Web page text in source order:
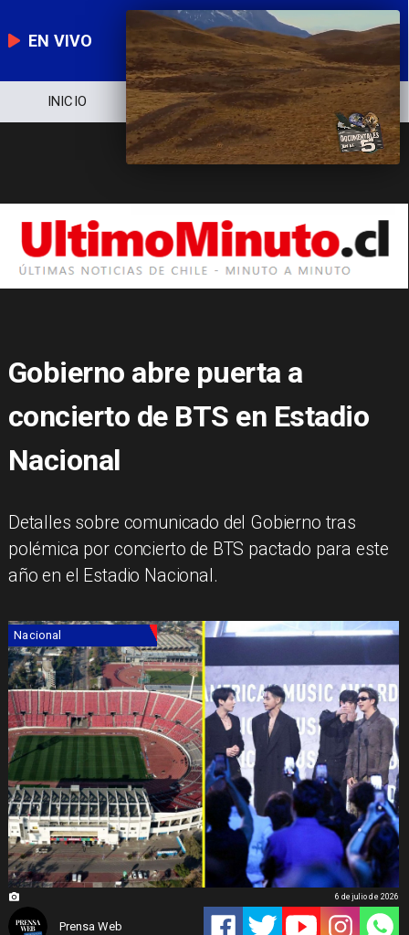
EN VIVO
NOTICIERO POLÍTICA ECONOMÍA
Gobierno abre puerta a
concierto de BTS en Estadio
Nacional
Detalles sobre comunicado del Gobierno tras
polémica por concierto de BTS pactado para este
año en el Estadio Nacional.
Nacional
Prensa Web
6 de julio de 2026